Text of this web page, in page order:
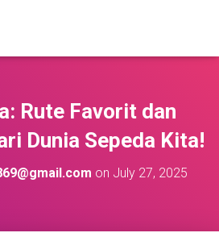
Rute Favorit dan
Dunia Sepeda Kita!
on July 27, 2025